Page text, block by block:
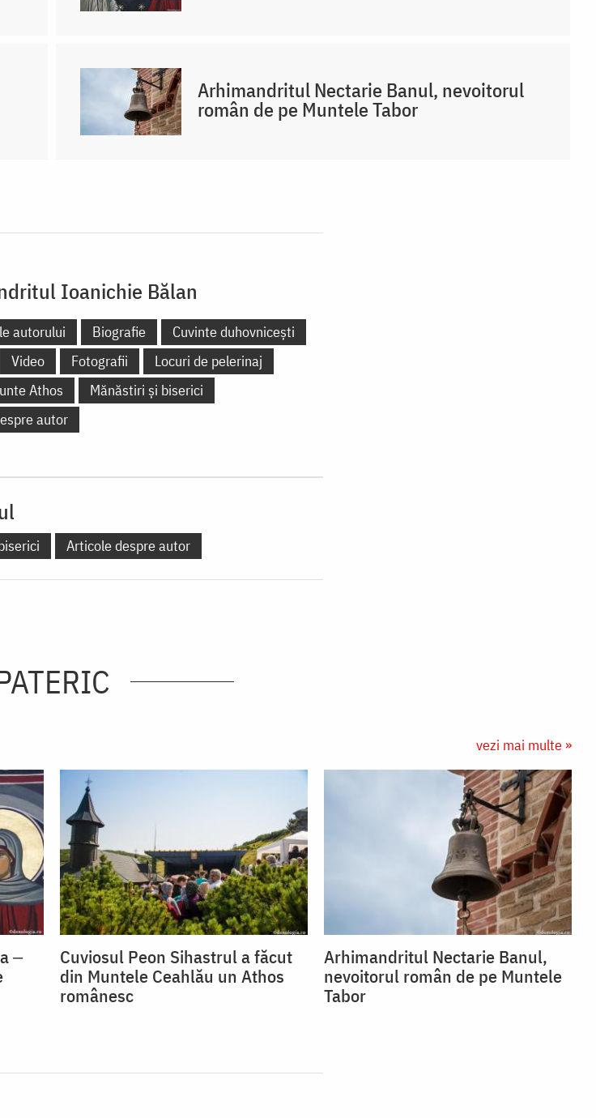
Arhimandritul Nectarie Banul, nevoitorul
român de pe Muntele Tabor
Ioanichie Bălan
autorului Biografie
Cuvinte duhovnicești
Video Fotografii
Locuri de pelerinaj
Athos
Mănăstiri și biserici
autor
Articole despre autor
vezi mai multe »
‒
Cuviosul Peon Sihastrul a făcut
din Muntele Ceahlău un Athos
românesc
Arhimandritul Nectarie Banul,
nevoitorul român de pe Muntele
Tabor